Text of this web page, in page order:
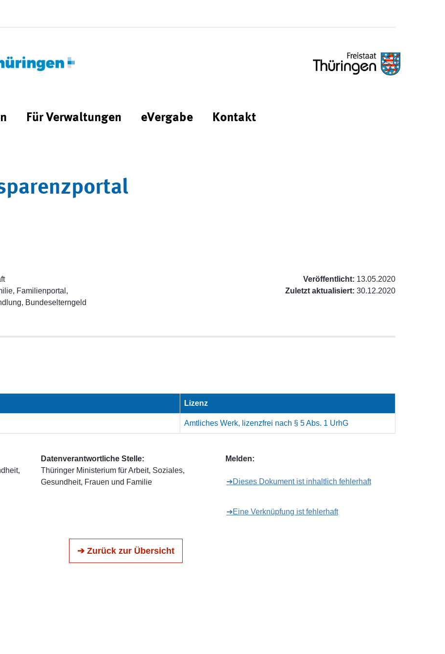
Für Verwaltungen eVergabe Kontakt
Familienportal,
Bundeselterngeld
Veröffentlicht: 13.05.2020
Zuletzt aktualisiert: 30.12.2020
Lizenz
Amtliches Werk, lizenzfrei nach § 5 Abs. 1 UrhG
Datenverantwortliche Stelle:
Thüringer Ministerium für Arbeit, Soziales,
Gesundheit, Frauen und Familie
Melden:
➔Dieses Dokument ist inhaltlich fehlerhaft
➔Eine Verknüpfung ist fehlerhaft
➔ Zurück zur Übersicht